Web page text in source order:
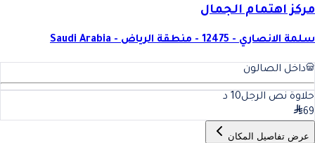
مركز اهتمام الجمال
سلمة الانصاري - 12475 - منطقة الرياض - Saudi Arabia
داخل الصالون
حلاوة نص الرجل10 د
69
عرض تفاصيل المكان